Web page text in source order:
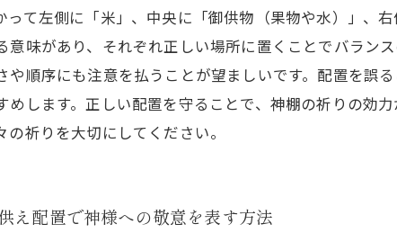
って左側に「米」、中央に「御供物（果物や水）」、
意味があり、それぞれ正しい場所に置くことでバラン
や順序にも注意を払うことが望ましいです。配置を誤
めします。正しい配置を守ることで、神棚の祈りの効
祈りを大切にしてください。
え配置で神様への敬意を表す方法